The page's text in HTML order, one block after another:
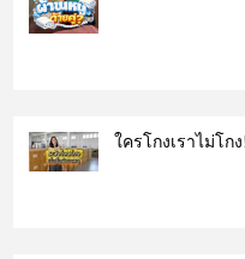
ใครโกงเราไม่โก